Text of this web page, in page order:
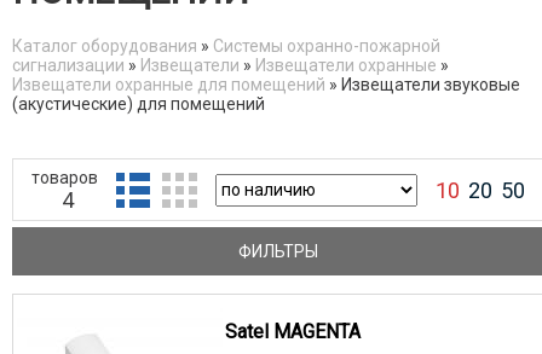
You are here
Каталог оборудования » Системы охранно-пожарной
сигнализации » Извещатели » Извещатели охранные »
Извещатели охранные для помещений » Извещатели звуковые
(акустические) для помещений
товаров
4 10 20 50
ФИЛЬТРЫ
Satel MAGENTA